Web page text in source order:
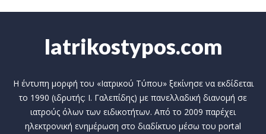
Iatrikostypos.com
Η έντυπη μορφή του «Ιατρικού Τύπου» ξεκίνησε να εκδίδεται
το 1990 (ιδρυτής: Ι. Γαλεπίδης) με πανελλαδική διανομή σε
ιατρούς όλων των ειδικοτήτων. Από το 2009 παρέχει
ηλεκτρονική ενημέρωση στο διαδίκτυο μέσω του portal